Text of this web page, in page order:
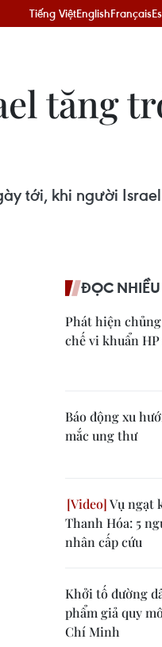
Tiếng ViệtEnglishFrançais
tăng
tới, khi người
ĐỌC NHIỀU
Phát hiện
chế vi khuẩn
Báo động xu
mắc ung thư
Vụ ngạt
Thanh Hóa: 5
nhân cấp cứu
Khởi tố đường
phẩm giả quy
Chí Minh